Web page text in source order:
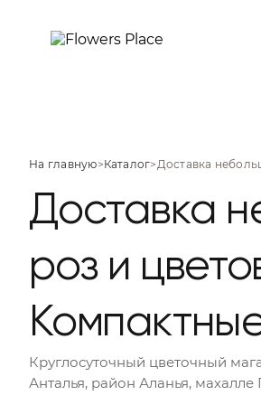
На главную> Каталог>Доставка
Доставка
роз и
Круглосуточный цветочный
Анталья, район Аланья,